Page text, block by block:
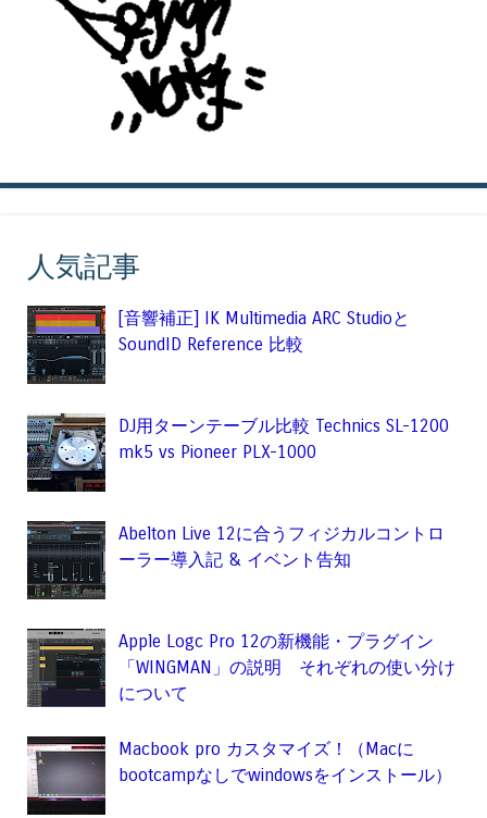
人気記事
[音響補正] IK Multimedia ARC Studioと
SoundID Reference 比較
DJ用ターンテーブル比較 Technics SL-1200
mk5 vs Pioneer PLX-1000
Abelton Live 12に合うフィジカルコントロ
ーラー導入記 & イベント告知
Apple Logc Pro 12の新機能・プラグイン
「WINGMAN」の説明 それぞれの使い分け
について
Macbook pro カスタマイズ！（Macに
bootcampなしでwindowsをインストール）